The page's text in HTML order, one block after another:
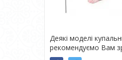
Деякі моделі
рекомендуємо Вам